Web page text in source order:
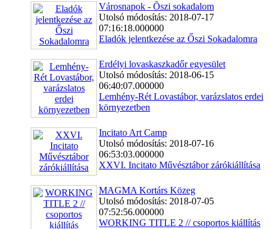
Városnapok - Õszi sokadalom
Utolsó módosítás: 2018-07-17
07:16:18.000000
Eladók jelentkezése az Őszi Sokadalomra
Erdélyi lovaskaszkadőr egyesület
Utolsó módosítás: 2018-06-15
06:40:07.000000
Lemhény-Rét Lovastábor, varázslatos erdei
környezetben
Incitato Art Camp
Utolsó módosítás: 2018-07-16
06:53:03.000000
XXVI. Incitato Művésztábor zárókiállítása
MAGMA Kortárs Közeg
Utolsó módosítás: 2018-07-05
07:52:56.000000
WORKING TITLE 2 // csoportos kiállítás